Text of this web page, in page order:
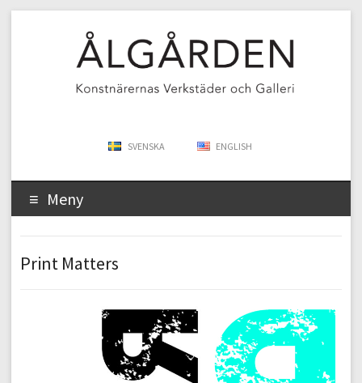
SVENSKA ENGLISH
Meny
Print Matters